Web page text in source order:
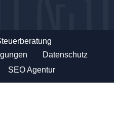
Datenschutz
SEO Agentur